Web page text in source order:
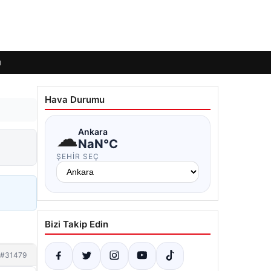
#31479
Hava Durumu
☁Ankara
NaN°C
ŞEHIR SEÇ
Bizi Takip Edin